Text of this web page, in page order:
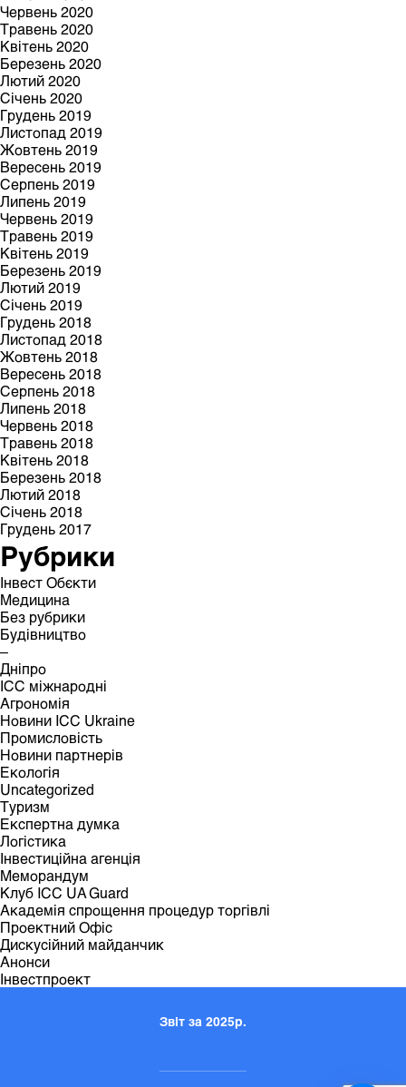
Червень 2020
Травень 2020
Квітень 2020
Березень 2020
Лютий 2020
Січень 2020
Грудень 2019
Листопад 2019
Жовтень 2019
Вересень 2019
Серпень 2019
Липень 2019
Червень 2019
Травень 2019
Квітень 2019
Березень 2019
Лютий 2019
Січень 2019
Грудень 2018
Листопад 2018
Жовтень 2018
Вересень 2018
Серпень 2018
Липень 2018
Червень 2018
Травень 2018
Квітень 2018
Березень 2018
Лютий 2018
Січень 2018
Грудень 2017
Рубрики
Інвест Обєкти
Медицина
Без рубрики
Будівництво
–
Дніпро
ІСС міжнародні
Агрономія
Новини ICC Ukraine
Промисловість
Новини партнерів
Екологія
Uncategorized
Туризм
Експертна думка
Логістика
Інвестиційна агенція
Меморандум
Клуб ICC UA Guard
Академія спрощення процедур торгівлі
Проектний Офіс
Дискусійний майданчик
Анонси
Інвестпроект
Звіт за 2025р.